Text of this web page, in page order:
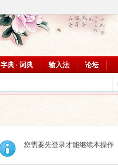
字典 · 词典 输入法 论坛
您需要先登录才能继续本操作